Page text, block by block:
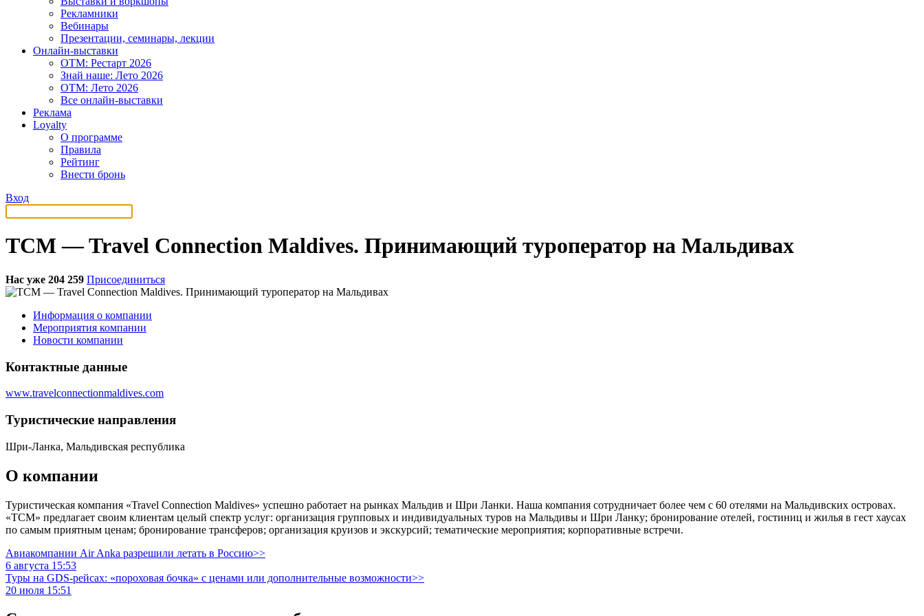
Рекламники
Вебинары
Презентации, семинары, лекции
Онлайн-выставки
OTM: Рестарт 2026
Знай наше: Лето 2026
OTM: Лето 2026
Все онлайн-выставки
Реклама
Loyalty
О программе
Правила
Рейтинг
Внести бронь
Вход
TCM — Travel Connection Maldives. Принимающий туроператор на Мальдивах
Нас уже 204 259 Присоединиться
Информация о компании
Мероприятия компании
Новости компании
Контактные данные
www.travelconnectionmaldives.com
Туристическиe направления
Шри-Ланка, Мальдивская республика
О компании
Туристическая компания «Travel Connection Maldives» успешно работает на рынках Мальдив и Шри Ланки. Наша компания сотрудничает более чем с 60 отелями на Мальдивских островах.
«TCM» предлагает своим клиентам целый спектр услуг: организация групповых и индивидуальных туров на Мальдивы и Шри Ланку; бронирование отелей, гостиниц и жилья в гест хаусах
по самым приятным ценам; бронирование трансферов; организация круизов и экскурсий; тематические мероприятия; корпоративные встречи.
Авиакомпании Air Anka разрешили летать в Россию>>
6 августа 15:53
Туры на GDS-рейсах: «пороховая бочка» с ценами или дополнительные возможности>>
20 июля 15:51